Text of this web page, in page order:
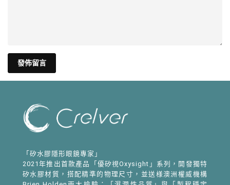
「矽水膠隱形眼鏡專家」
2021年推出首款產品「優矽視Oxysight」系列，開發獨特
矽水膠材質，搭配精準的物理尺寸，並送様澳洲權威機構